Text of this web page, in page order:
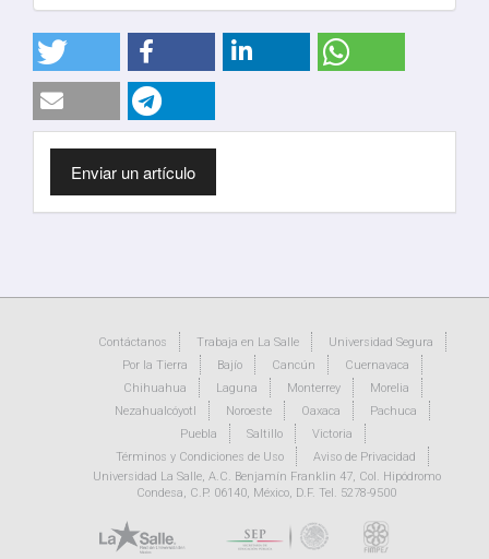
Enviar
un
artículo
Enviar un artículo
Contáctanos Trabaja en La Salle
Universidad Segura
Por la Tierra
Bajío Cancún
Cuernavaca
Chihuahua
Laguna Monterrey
Morelia
Nezahualcóyotl
Noroeste Oaxaca
Pachuca
Puebla
Saltillo
Victoria
Términos y Condiciones de Uso
Aviso de Privacidad
Universidad La Salle, A.C. Benjamín Franklin 47, Col. Hipódromo
Condesa, C.P. 06140, México, D.F. Tel. 5278-9500